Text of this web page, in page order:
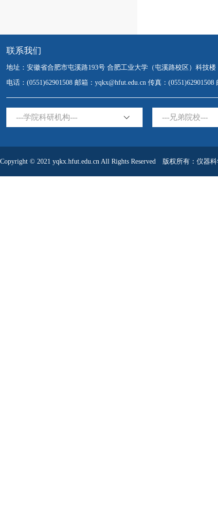
联系我们
地址：安徽省合肥市屯溪路193号 合肥工业大学（屯溪路校区）科技楼
电话：(0551)62901508 邮箱：yqkx@hfut.edu.cn 传真：(0551)62901508
---学院科研机构--- ---兄弟院校---
Copyright © 2021 yqkx.hfut.edu.cn All Rights Reserved 版权所有：仪器